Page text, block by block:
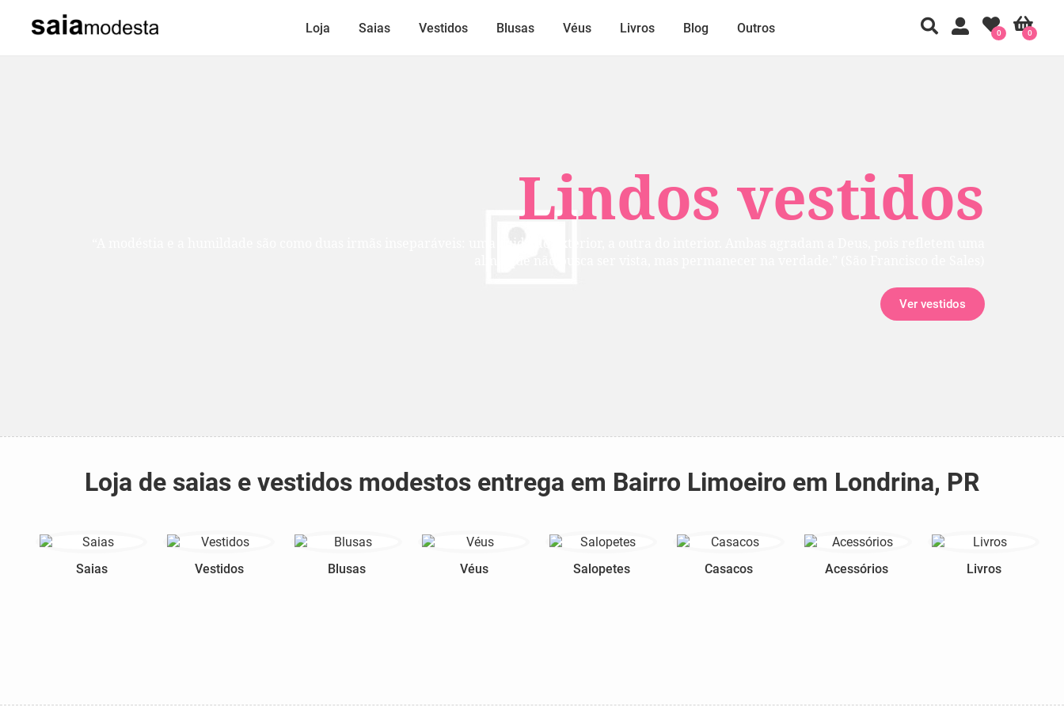
Lindos vestidos
Ver vestidos
Loja Saias Vestidos Blusas Véus Livros Blog Outros 0
0
Loja de saias e vestidos modestos entrega em Bairro Limoeiro em Londrina, PR
Saias Vestidos Blusas Véus Salopetes Casacos Acessórios Livros